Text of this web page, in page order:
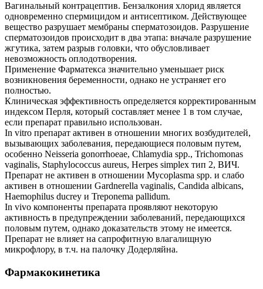
Вагинальный контрацептив. Бензалкония хлорид является
одновременно спермицидом и антисептиком. Действующее
вещество разрушает мембраны сперматозоидов. Разрушение
сперматозоидов происходит в два этапа: вначале разрушение
жгутика, затем разрыв головки, что обусловливает
невозможность оплодотворения.
Применение Фарматекса значительно уменьшает риск
возникновения беременности, однако не устраняет его
полностью.
Клиническая эффективность определяется корректированным
индексом Перля, который составляет менее 1 в том случае,
если препарат правильно использован.
In vitro препарат активен в отношении многих возбудителей,
вызывающих заболевания, передающиеся половым путем,
особенно Neisseria gonorrhoeae, Chlamydia spp., Trichomonas
vaginalis, Staphylococcus aureus, Herpes simplex тип 2, ВИЧ.
Препарат не активен в отношении Mycoplasma spp. и слабо
активен в отношении Gardnerella vaginalis, Candida albicans,
Haemophilus ducrey и Treponema pallidum.
In vivo компоненты препарата проявляют некоторую
активность в предупреждении заболеваний, передающихся
половым путем, однако доказательств этому не имеется.
Препарат не влияет на сапрофитную влагалищную
микрофлору, в т.ч. на палочку Додерляйна.
Фармакокинетика